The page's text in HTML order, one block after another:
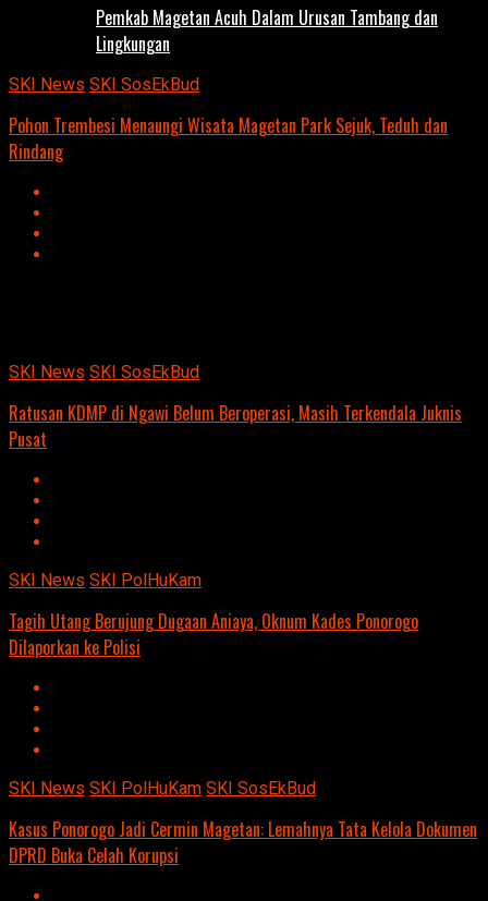
Pemkab Magetan Acuh Dalam Urusan Tambang dan
Lingkungan
SKI News SKI SosEkBud
Pohon Trembesi Menaungi Wisata Magetan Park Sejuk, Teduh dan
Rindang
SKI News SKI SosEkBud
Ratusan KDMP di Ngawi Belum Beroperasi, Masih Terkendala Juknis
Pusat
SKI News SKI PolHuKam
Tagih Utang Berujung Dugaan Aniaya, Oknum Kades Ponorogo
Dilaporkan ke Polisi
SKI News SKI PolHuKam SKI SosEkBud
Kasus Ponorogo Jadi Cermin Magetan: Lemahnya Tata Kelola Dokumen
DPRD Buka Celah Korupsi